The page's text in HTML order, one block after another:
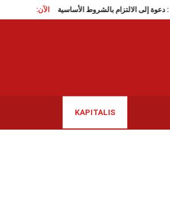
الآن:
تونس : دعوة إلى الالتزام بالشروط الأساسية لسلامة
KAPITALIS